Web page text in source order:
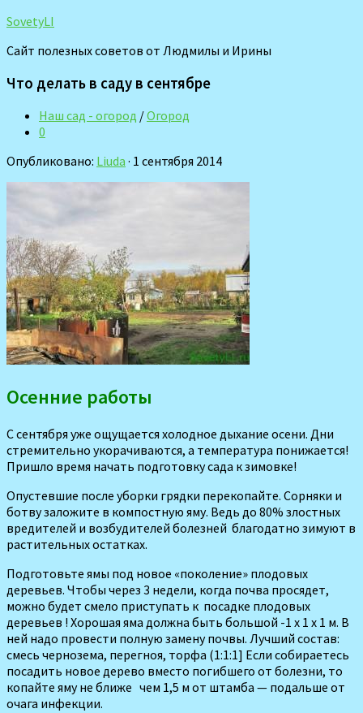
SovetyLI
Сайт полезных советов от Людмилы и Ирины
Что делать в саду в сентябре
Наш сад - огород /Огород
0
Опубликовано: Liuda · 1 сентября 2014
Осенние работы
С сен­тября уже ощущается холодное дыхание осени. Дни
стремитель­но укорачиваются, а температура понижается!
Пришло время начать подготовку сада к зимовке!
Опустевшие после уборки грядки переко­пайте. Сорняки и
бот­ву заложите в ком­постную яму. Ведь до 80% злостных
вреди­телей и возбудителей болезней благодатно зимуют в
раститель­ных остатках.
Подготовьте ямы под но­вое «поколение» плодовых
деревьев. Чтобы через 3 недели, когда почва просядет,
можно будет смело приступать к посадке плодовых
деревьев ! Хорошая яма должна быть большой -1 х 1 х 1 м. В
ней надо провести полную замену почвы. Лучший состав:
смесь чернозема, пе­регноя, торфа (1:1:1] Если собираетесь
по­садить новое дерево вместо погибшего от болезни, то
копайте яму не ближе чем 1,5 м от штамба — подальше от
очага инфекции.